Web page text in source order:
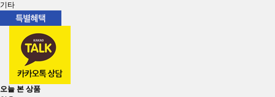
기타
오늘 본 상품